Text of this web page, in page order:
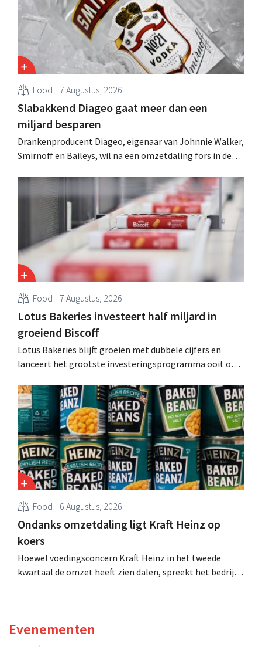
Food 7 Augustus, 2026
Slabakkend Diageo gaat meer dan een
miljard besparen
Drankenproducent Diageo, eigenaar van Johnnie Walker,
Smirnoff en Baileys, wil na een omzetdaling fors in de
andere Guiness en voorgemixte cocktails.
Food 7 Augustus, 2026
Lotus Bakeries investeert half miljard in
groeiend Biscoff
Lotus Bakeries blijft groeien met dubbele cijfers en
lanceert het grootste investeringsprogramma ooit om
moeten dit momentum grijpen”.
Food 6 Augustus, 2026
Ondanks omzetdaling ligt Kraft Heinz op
koers
Hoewel voedingsconcern Kraft Heinz in het tweede
kwartaal de omzet heeft zien dalen, spreekt het bedrijf
Evenementen